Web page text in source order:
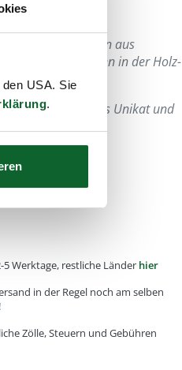
USA. Sie
.
Artikel bestehen aus
Unterschieden in der Holz-
ein hochwertiges Unikat und
Werktage, restliche Länder hier
in der Regel noch am selben
Zölle, Steuern und Gebühren